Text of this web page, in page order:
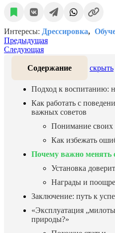
Интересы: Дрессировка
Предыдущая
Следующая
Содержание скрыть
Подход к воспитанию:
Как работать с
важных советов
Понимание своих
Как избежать
Почему важно менять
Установка
Награды и
Заключение: путь к
«Эксплуатация
природы?»